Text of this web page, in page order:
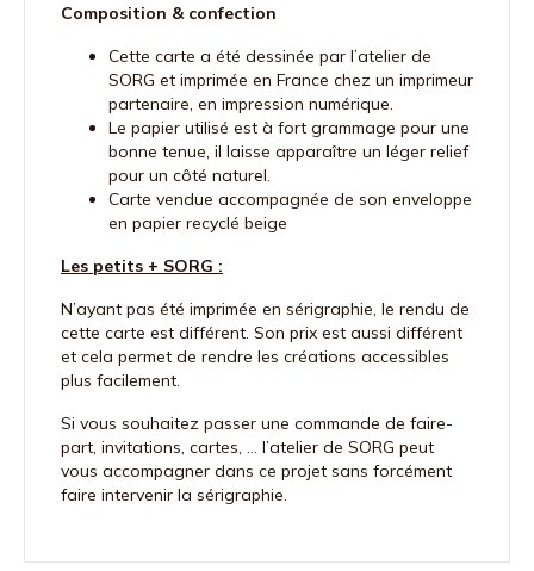
Composition & confection
Cette carte a été dessinée par l’atelier de
SORG et imprimée en France chez un imprimeur
partenaire, en impression numérique.
Le papier utilisé est à fort grammage pour une
bonne tenue, il laisse apparaître un léger relief
pour un côté naturel.
Carte vendue accompagnée de son enveloppe
en papier recyclé beige
Les petits + SORG :
N’ayant pas été imprimée en sérigraphie, le rendu de
cette carte est différent. Son prix est aussi différent
et cela permet de rendre les créations accessibles
plus facilement.
Si vous souhaitez passer une commande de faire-
part, invitations, cartes, … l’atelier de SORG peut
vous accompagner dans ce projet sans forcément
faire intervenir la sérigraphie.